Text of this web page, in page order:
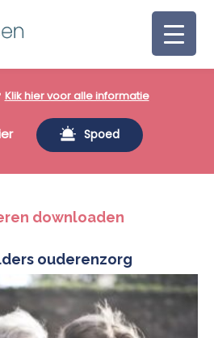
Klik hier voor alle informatie
Spoed
downloaden
ouderenzorg